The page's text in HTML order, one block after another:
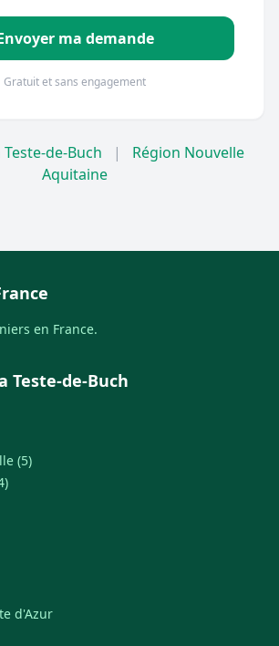
ma demande
Gratuit et sans engagement
de-Buch |
Région Nouvelle
Aquitaine
en France.
Teste-de-Buch
(5)
d'Azur